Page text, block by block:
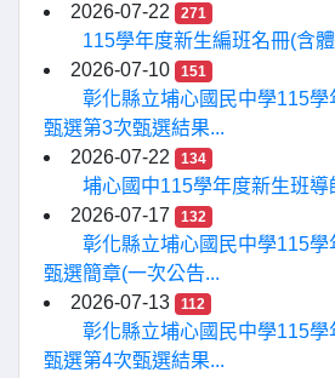
2026-07-22
271
115學年度新生編班名冊(含
2026-07-10
151
彰化縣立埔心國民中學115
甄選第3次甄選結果...
2026-07-22
134
埔心國中115學年度新生班導
2026-07-17
132
彰化縣立埔心國民中學115
甄選簡章(一次公告...
2026-07-13
112
彰化縣立埔心國民中學115
甄選第4次甄選結果...